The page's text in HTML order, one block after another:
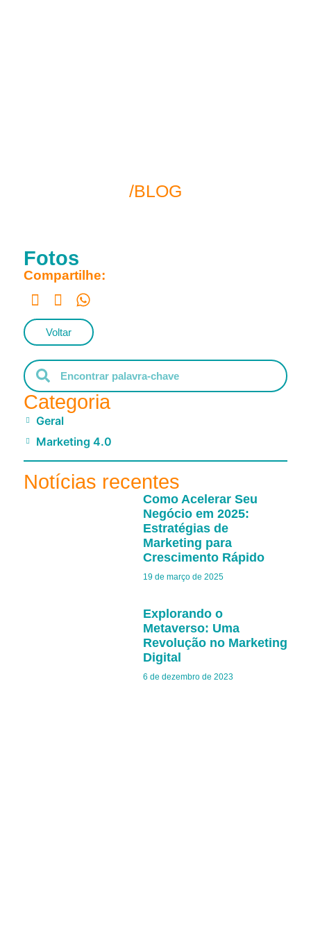
/BLOG
Fotos
Compartilhe:
Voltar
Categoria
Geral
Marketing 4.0
Notícias recentes
Como Acelerar Seu
Negócio em 2025:
Estratégias de
Marketing para
Crescimento Rápido
19 de março de 2025
Explorando o
Metaverso: Uma
Revolução no Marketing
Digital
6 de dezembro de 2023